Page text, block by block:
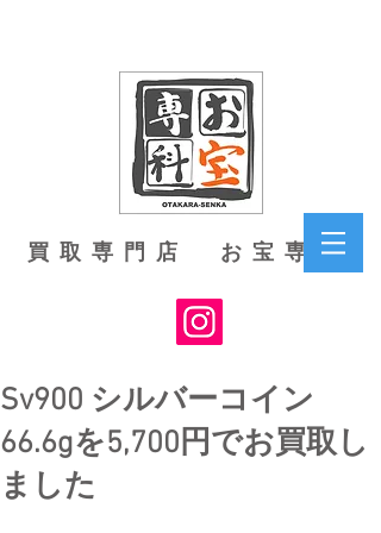
買取専門店 お宝専科
Sv900 シルバーコイン
66.6gを5,700円でお買取し
ました